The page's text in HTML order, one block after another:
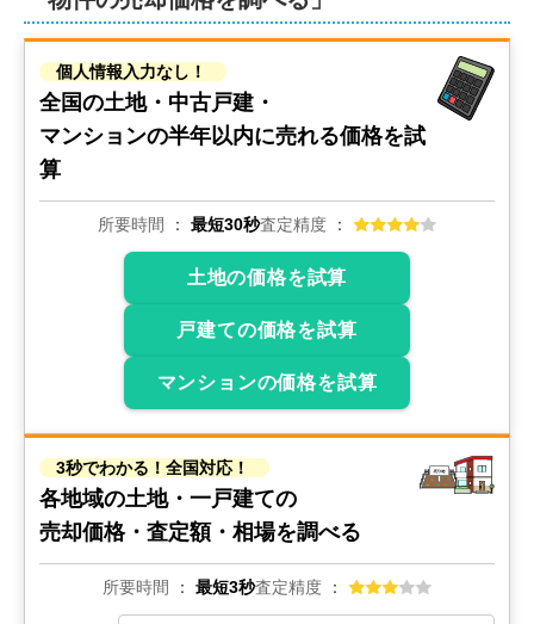
万円
バームステージ浮間公園
階数: 専有面積:63㎡
600万円 2022年10月
ワコーレ東浦和2
専有面積:16
万円
階数:2階 専有面積:
300万円 2022年8月
個人情報入力なし！
全国の土地・中古戸建・
マンションの半年以内に売れる価格を試
算
所要時間 最短30秒査定精度
土地の価格を試算
戸建ての価格を試算
マンションの価格を試算
3秒でわかる！全国対応！
各地域の土地・一戸建ての
売却価格・査定額・相場を調べる
所要時間 最短3秒査定精度